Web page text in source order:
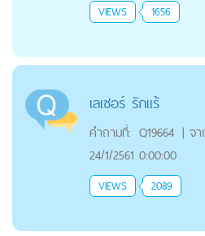
VIEWS 1656
เลเซอร์ รักแร้
คำถามที่: Q19664 | จ
24/1/2561 0:00:00
VIEWS 2089